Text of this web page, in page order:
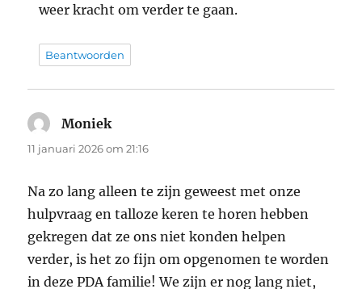
weer kracht om verder te gaan.
Beantwoorden
Moniek
11 januari 2026 om 21:16
Na zo lang alleen te zijn geweest met onze
hulpvraag en talloze keren te horen hebben
gekregen dat ze ons niet konden helpen
verder, is het zo fijn om opgenomen te worden
in deze PDA familie! We zijn er nog lang niet,